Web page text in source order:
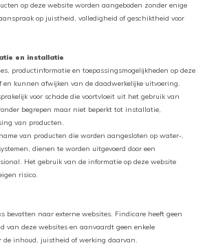
op deze website worden aangeboden zonder enige
op juistheid, volledigheid of geschiktheid voor
en installatie
productinformatie en toepassingsmogelijkheden op deze
kunnen afwijken van de daadwerkelijke uitvoering.
voor schade die voortvloeit uit het gebruik van
begrepen maar niet beperkt tot installatie,
van producten.
van producten die worden aangesloten op water-,
dienen te worden uitgevoerd door een
Het gebruik van de informatie op deze website
risico.
bevatten naar externe websites. Findicare heeft geen
van deze websites en aanvaardt geen enkele
de inhoud, juistheid of werking daarvan.